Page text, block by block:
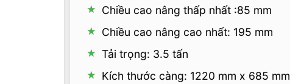
Chiều cao nâng thấp nhất :85 mm
Chiều cao nâng cao nhất: 195 mm
Tải trọng: 3.5 tấn
Kích thước càng: 1220 mm x 685 mm